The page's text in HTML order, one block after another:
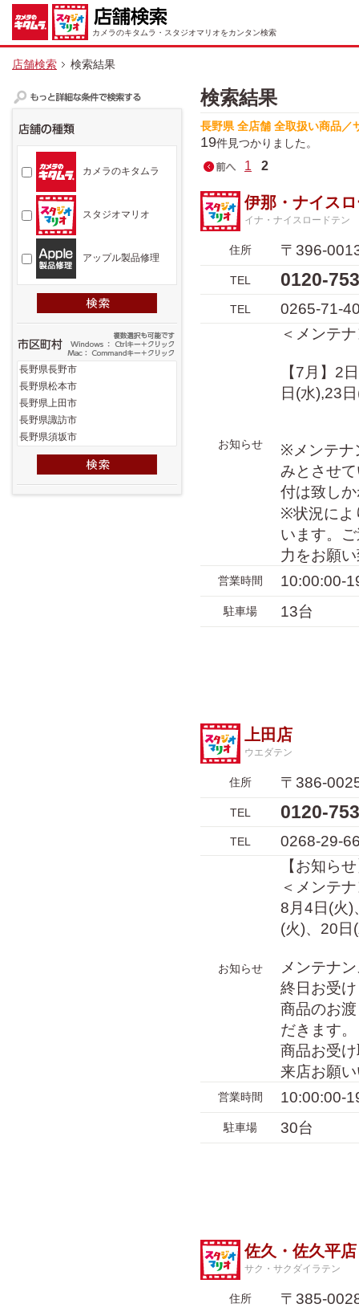
カメラのキタムラ・スタジオマリオをカンタン検索
店舗検索 検索結果
検索結果
長野県 全店舗 全取扱い商品／
19件見つかりました。
1 2
伊那・ナイス
イナ・ナイスロードテン
住所 〒396-
TEL 0120-
TEL 0265-71-
お知らせ
＜メンテ
【7月】2
日(水),23
※メンテナ
みとさせ
付は致し
※状況によ
います。
力をお願
営業時間 10:00:00-
駐車場 13台
上田店
ウエダテン
住所 〒386-
TEL 0120-
TEL 0268-29-
お知らせ
【お知ら
＜メンテ
8月4日(火)
(火)、20日
メンテナ
終日お受
商品のお
だきます。
商品お受
来店お願
営業時間 10:00:00-
駐車場 30台
佐久・佐久平店
サク・サクダイラテン
住所 〒385-
カメラのキタムラ
スタジオマリオ
アップル製品修理